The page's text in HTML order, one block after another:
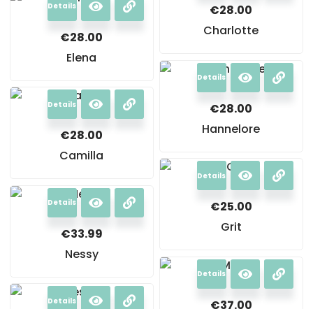
€28.00
Charlotte
Details
€28.00
Elena
Details
€28.00
Hannelore
Details
€28.00
Camilla
Details
€25.00
Grit
Details
€33.99
Nessy
Details
€37.00
Details